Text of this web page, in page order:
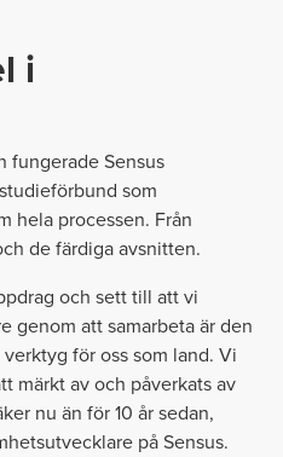
i
fungerade Sensus
som
hela processen. Från
de färdiga avsnitten.
och sett till att vi
genom att samarbeta är den
för oss som land. Vi
märkt av och påverkats av
nu än för 10 år sedan,
på Sensus.